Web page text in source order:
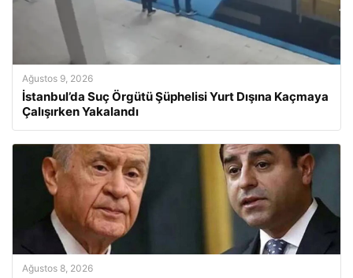
Ağustos 9, 2026
İstanbul’da Suç Örgütü Şüphelisi Yurt Dışına Kaçmaya
Çalışırken Yakalandı
Ağustos 8, 2026